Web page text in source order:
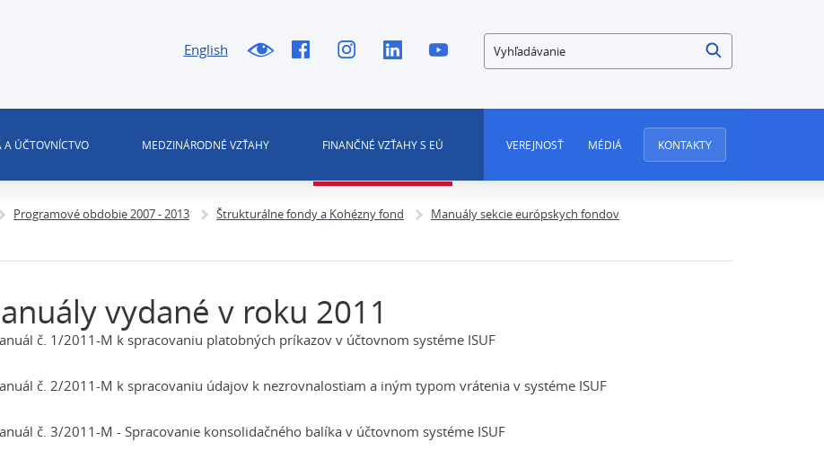
English Vyhľadávanie
A ÚČTOVNÍCTVO MEDZINÁRODNÉ VZŤAHY FINANČNÉ VZŤAHY S EÚ VEREJNOSŤ MÉDIÁ KONTAKTY
Programové obdobie 2007 - 2013 Štrukturálne fondy a Kohézny fond
Manuály sekcie európskych fondov
vydané v roku 2011
č. 1/2011-M k spracovaniu platobných príkazov v účtovnom systéme ISUF
č. 2/2011-M k spracovaniu údajov k nezrovnalostiam a iným typom vrátenia v systéme ISUF
č. 3/2011-M - Spracovanie konsolidačného balíka v účtovnom systéme ISUF